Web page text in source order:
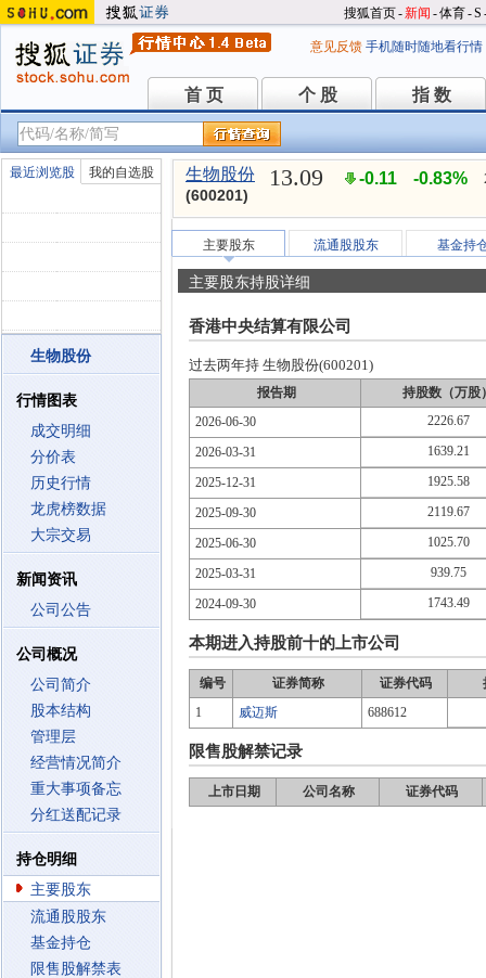
搜狐首页-新闻 -体育-S
意见反馈 手机随时随地看行情
首 页
首 页 个 股
个 股 指 数
指 数
最近浏览股 我的自选股
生物股份
行情图表
成交明细
分价表
历史行情
龙虎榜数据
大宗交易
新闻资讯
公司公告
公司概况
公司简介
股本结构
管理层
经营情况简介
重大事项备忘
分红送配记录
持仓明细
主要股东
流通股股东
基金持仓
限售股解禁表
生物股份
(600201)
13.09 -0.11 -0.83%
主要股东 流通股股东 基金持
主要股东持股详细
香港中央结算有限公司
过去两年持 生物股份(600201)
报告期
持股数（万股
2026-06-30
2226.67
2026-03-31 1639.21
2025-12-31 1925.58
2025-09-30 2119.67
2025-06-30 1025.70
2025-03-31 939.75
2024-09-30 1743.49
本期进入持股前十的上市公司
编号 证券简称 证券代码
1
威迈斯 688612
限售股解禁记录
上市日期 公司名称 证券代码